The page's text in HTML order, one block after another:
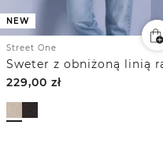
NEW
Street One
229,00 zł